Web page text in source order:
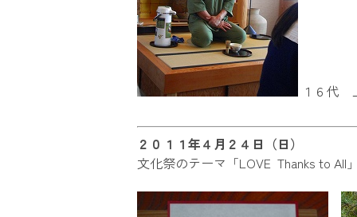
１６代
２０１１年４月２４日（日）
文化祭のテーマ「LOVE Thanks to